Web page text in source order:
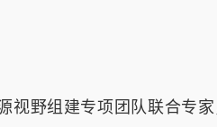
视野组建专项团队联合专